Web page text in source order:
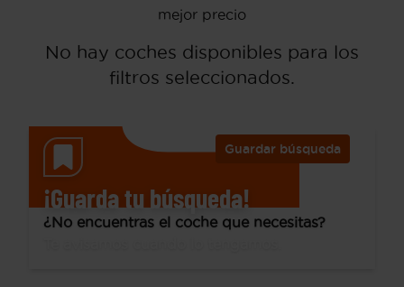
mejor precio
No hay coches disponibles para los
filtros seleccionados.
Guardar búsqueda
¡Guarda tu búsqueda!
¿No encuentras el coche que necesitas?